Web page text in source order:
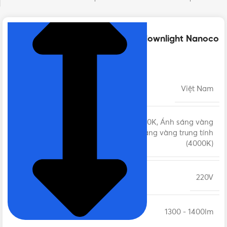
Thông số kỹ thuật của Đèn LED downlight Nanoco
đổi 3 màu 14W | NDL14C
Việt Nam
Ánh sáng trắng 6500K, Ánh sáng vàng
ấm (3000K), Ánh sáng vàng trung tính
(4000K)
ĐIỆN ÁP 220V
1300 - 1400lm